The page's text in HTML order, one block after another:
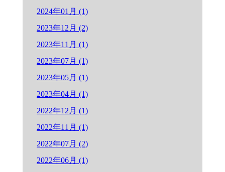
2024年01月 (1)
2023年12月 (2)
2023年11月 (1)
2023年07月 (1)
2023年05月 (1)
2023年04月 (1)
2022年12月 (1)
2022年11月 (1)
2022年07月 (2)
2022年06月 (1)